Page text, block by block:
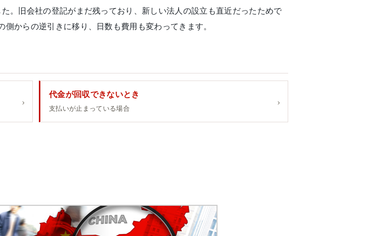
。旧会社の登記がまだ残っており、新しい法人の設立も直近だったためで
からの逆引きに移り、日数も費用も変わってきます。
代金が回収できないとき
支払いが止まっている場合